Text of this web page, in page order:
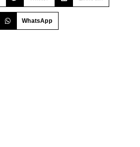
WhatsApp